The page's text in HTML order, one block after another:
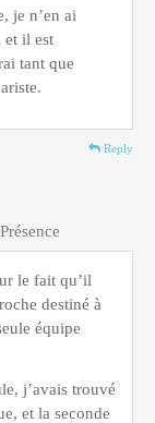
je n’en ai
et il est
tant que
Reply
Présence
le fait qu’il
destiné à
équipe
j’avais trouvé
et la seconde